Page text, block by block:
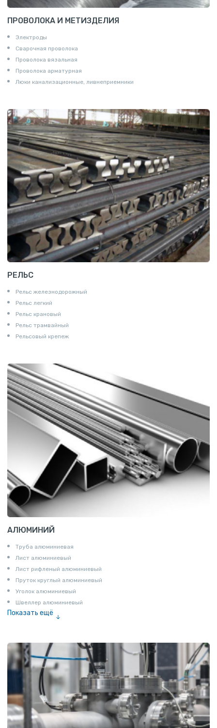
ПРОВОЛОКА И МЕТИЗДЕЛИЯ
Электроды
Сварочная проволока
Проволока вязальная
Проволока арматурная
Люки канализационные, ливнеприемники
РЕЛЬС
Рельс железнодорожный
Рельс легкий
Рельс крановый
Рельс трамвайный
Рельсовый крепеж
АЛЮМИНИЙ
Труба алюминиевая
Лист алюминиевый
Лист рифленый алюминиевый
Пруток круглый алюминиевый
Уголок алюминиевый
Швеллер алюминиевый
Показать ещё
Шина электротехническая
Алюминиевая плита
Z профиль алюминиевый
Т профиль алюминиевый
Пруток квадратный алюминиевый
Полоса алюминиевая
Пруток шестигранный алюминиевый